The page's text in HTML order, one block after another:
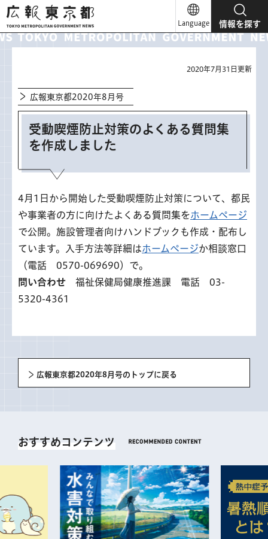
広報東京都
Language 情報を探す
2020年7月31日更新
広報東京都2020年8月号
受動喫煙防止対策のよくある質問集
を作成しました
4月1日から開始した受動喫煙防止対策について、都民
や事業者の方に向けたよくある質問集をホームページ
で公開。施設管理者向けハンドブックも作成・配布し
ています。入手方法等詳細はホームページか相談窓口
（電話 0570-069690）で。
問い合わせ 福祉保健局健康推進課 電話 03-
5320-4361
広報東京都2020年8月号のトップに戻る
おすすめコンテンツ